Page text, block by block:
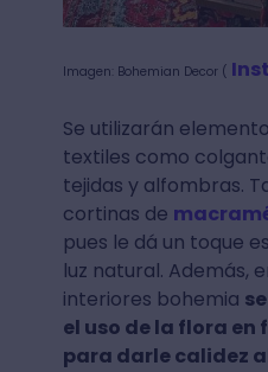
Imagen: Bohemian Decor (
Se utilizarán
textiles como
tejidas y alfombras.
cortinas de
pues le dá un toque
luz natural. Además,
interiores bohemia
el uso de la flora
para darle calidez